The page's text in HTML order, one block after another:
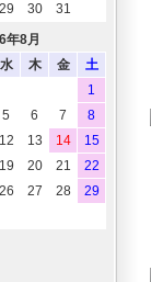
29 30
31
年8月
水 木 金
土
1
5 6 7
8
12 13 14
15
19 20 21
22
26 27 28
29